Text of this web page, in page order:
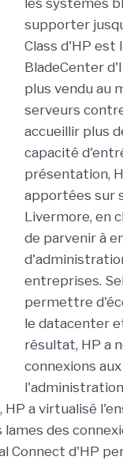
les systèmes
supporter
Class d'HP
BladeCenter
plus vendu au
serveurs
accueillir plus
capacité
présentation,
apportées sur
Livermore, en
de parvenir à
entreprises.
permettre
le datacenter
résultat, HP a
connexions
HP a virtualisé
des
Connect d'HP